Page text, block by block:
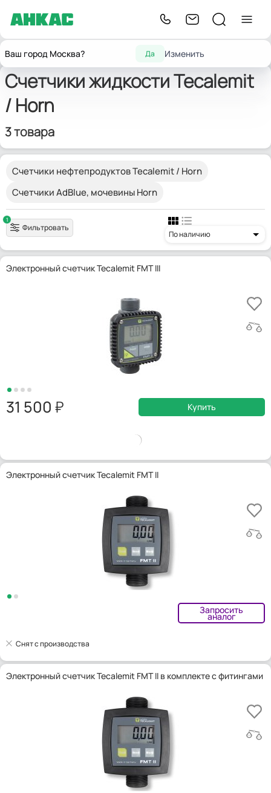
Ваш город Москва? Да Изменить
Главнаяприборы
жидкости
Счетчики жидкости Tecalemit
/ Horn
3 товара
Счетчики нефтепродуктов Tecalemit / Horn
Счетчики AdBlue, мочевины Horn
1
Фильтровать
По наличию
Электронный счетчик Tecalemit FMT III
31 500 Купить
Электронный счетчик Tecalemit FMT II
Запросить
аналог
Снят с производства
Электронный счетчик Tecalemit FMT II в комплекте с фитингами